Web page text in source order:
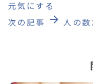
元気にする
次の記事
arrow_forward 人の数